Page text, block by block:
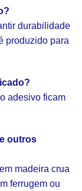
durabilidade
produzido para
adesivo ficam
outros
madeira crua
ferrugem ou